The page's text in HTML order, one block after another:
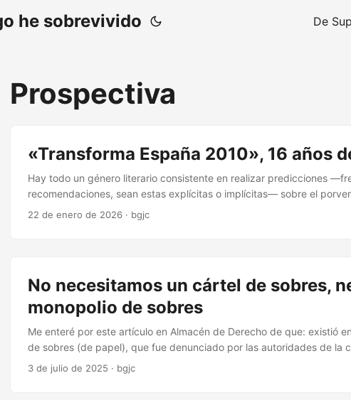
he sobrevivido De
Prospectiva
«Transforma España 2010», 16 años
Hay todo un género literario consistente en realizar predicciones
recomendaciones, sean estas explícitas o implícitas— sobre el
2000, cómo será España en 2025, etc. Existe un modo de
22 de enero de 2026 · bgjc
No necesitamos un cártel de sobres,
monopolio de sobres
Me enteré por este artículo en Almacén de Derecho de que: existió
de sobres (de papel), que fue denunciado por las autoridades de la
serie de afectados por el cártel, entre los que se cuentan ONGs,
3 de julio de 2025 · bgjc